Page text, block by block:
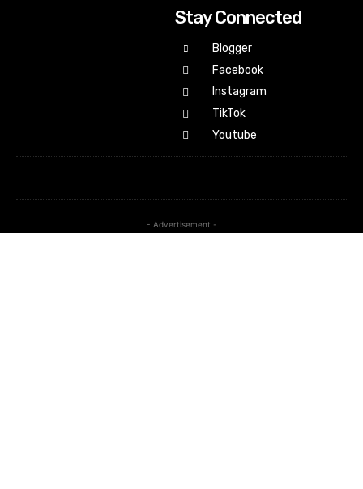
Stay Connected
Blogger
Facebook
Instagram
TikTok
Youtube
- Advertisement -